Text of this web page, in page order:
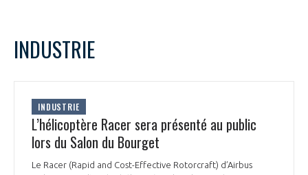
INDUSTRIE
INDUSTRIE
L’hélicoptère Racer sera présenté au public
lors du Salon du Bourget
Le Racer (Rapid and Cost-Effective Rotorcraft) d’Airbus